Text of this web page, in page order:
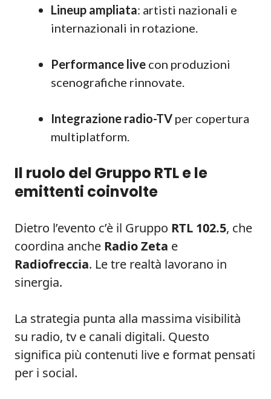
Lineup ampliata: artisti nazionali e
internazionali in rotazione.
Performance live con produzioni
scenografiche rinnovate.
Integrazione radio-TV per copertura
multiplatform.
Il ruolo del Gruppo RTL e le
emittenti coinvolte
Dietro l’evento c’è il Gruppo RTL 102.5, che
coordina anche Radio Zeta e
Radiofreccia. Le tre realtà lavorano in
sinergia.
La strategia punta alla massima visibilità
su radio, tv e canali digitali. Questo
significa più contenuti live e format pensati
per i social.